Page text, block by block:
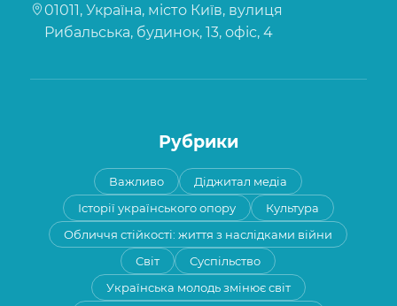
01011, Україна, місто Київ, вулиця
Рибальська, будинок, 13, офіс, 4
Рубрики
Важливо
Діджитал медіа
Історії українського опору
Культура
Обличчя стійкості: життя з наслідками війни
Світ
Суспільство
Українська молодь змінює світ